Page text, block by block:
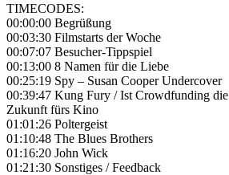
TIMECODES:
00:00:00 Begrüßung
00:03:30 Filmstarts der Woche
00:07:07 Besucher-Tippspiel
00:13:00 8 Namen für die Liebe
00:25:19 Spy – Susan Cooper Undercover
00:39:47 Kung Fury / Ist Crowdfunding die
Zukunft fürs Kino
01:01:26 Poltergeist
01:10:48 The Blues Brothers
01:16:20 John Wick
01:21:30 Sonstiges / Feedback